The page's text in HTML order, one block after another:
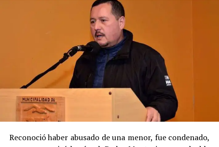
Reconoció haber abusado de una menor, fue condenado,